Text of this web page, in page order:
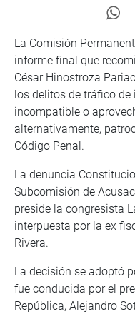
La Comisión
informe final que
César Hinostroza
los delitos de tráfico
incompatible o
alternativamente,
Código Penal.
La denuncia
Subcomisión de
preside la congresista
interpuesta por la ex
Rivera.
La decisión se adoptó
fue conducida por el
República, Alejandro